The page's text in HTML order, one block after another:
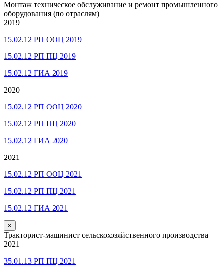
Монтаж техническое обслуживание и ремонт промышленного
оборудования (по отраслям)
2019
15.02.12 РП ООЦ 2019
15.02.12 РП ПЦ 2019
15.02.12 ГИА 2019
2020
15.02.12 РП ООЦ 2020
15.02.12 РП ПЦ 2020
15.02.12 ГИА 2020
2021
15.02.12 РП ООЦ 2021
15.02.12 РП ПЦ 2021
15.02.12 ГИА 2021
×
Тракторист-машинист сельскохозяйственного производства
2021
35.01.13 РП ПЦ 2021